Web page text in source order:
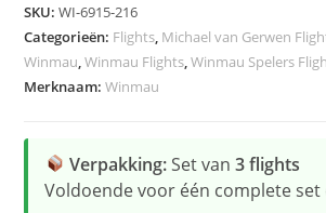
Green
hoeveelheid
SKU:WI-6915-216
Categorieën: Flights, Michael van Gerwen
Winmau,Winmau Flights,Winmau Spelers
Merknaam:Winmau
Verpakking:Set van 3 flights
Voldoende voor één complete set